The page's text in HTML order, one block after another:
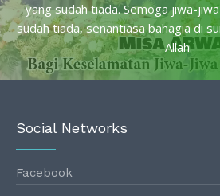
yang sudah tiada. Semoga jiwa-
sudah tiada, senantiasa bahagia di
Allah.
Social Networks
Facebook